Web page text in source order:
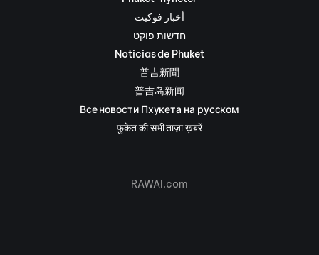
أخبار فوكيت
חדשות פוקט
Noticias de Phuket
普吉新聞
普吉岛新闻
Все новости Пхукета на русском
फुकेत की सभी ताज़ा ख़बरें
RAWAI.com